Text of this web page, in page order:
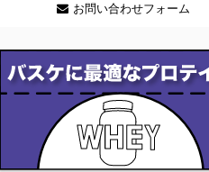
お問い合わせフォーム